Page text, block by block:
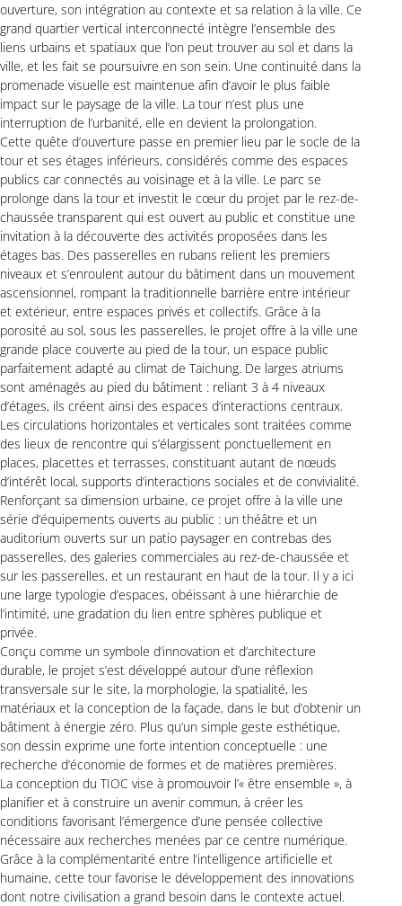
ouverture, son intégration au contexte et sa relation à la ville. Ce
grand quartier vertical interconnecté intègre l’ensemble des
liens urbains et spatiaux que l’on peut trouver au sol et dans la
ville, et les fait se poursuivre en son sein. Une continuité dans la
promenade visuelle est maintenue afin d’avoir le plus faible
impact sur le paysage de la ville. La tour n’est plus une
interruption de l’urbanité, elle en devient la prolongation.
Cette quête d’ouverture passe en premier lieu par le socle de la
tour et ses étages inférieurs, considérés comme des espaces
publics car connectés au voisinage et à la ville. Le parc se
prolonge dans la tour et investit le cœur du projet par le rez-de-
chaussée transparent qui est ouvert au public et constitue une
invitation à la découverte des activités proposées dans les
étages bas. Des passerelles en rubans relient les premiers
niveaux et s’enroulent autour du bâtiment dans un mouvement
ascensionnel, rompant la traditionnelle barrière entre intérieur
et extérieur, entre espaces privés et collectifs. Grâce à la
porosité au sol, sous les passerelles, le projet offre à la ville une
grande place couverte au pied de la tour, un espace public
parfaitement adapté au climat de Taichung. De larges atriums
sont aménagés au pied du bâtiment : reliant 3 à 4 niveaux
d’étages, ils créent ainsi des espaces d’interactions centraux.
Les circulations horizontales et verticales sont traitées comme
des lieux de rencontre qui s’élargissent ponctuellement en
places, placettes et terrasses, constituant autant de nœuds
d’intérêt local, supports d’interactions sociales et de convivialité.
Renforçant sa dimension urbaine, ce projet offre à la ville une
série d’équipements ouverts au public : un théâtre et un
auditorium ouverts sur un patio paysager en contrebas des
passerelles, des galeries commerciales au rez-de-chaussée et
sur les passerelles, et un restaurant en haut de la tour. Il y a ici
une large typologie d’espaces, obéissant à une hiérarchie de
l’intimité, une gradation du lien entre sphères publique et
privée.
Conçu comme un symbole d’innovation et d’architecture
durable, le projet s’est développé autour d’une réflexion
transversale sur le site, la morphologie, la spatialité, les
matériaux et la conception de la façade, dans le but d’obtenir un
bâtiment à énergie zéro. Plus qu’un simple geste esthétique,
son dessin exprime une forte intention conceptuelle : une
recherche d’économie de formes et de matières premières.
La conception du TIOC vise à promouvoir l’« être ensemble », à
planifier et à construire un avenir commun, à créer les
conditions favorisant l’émergence d’une pensée collective
nécessaire aux recherches menées par ce centre numérique.
Grâce à la complémentarité entre l’intelligence artificielle et
humaine, cette tour favorise le développement des innovations
dont notre civilisation a grand besoin dans le contexte actuel.